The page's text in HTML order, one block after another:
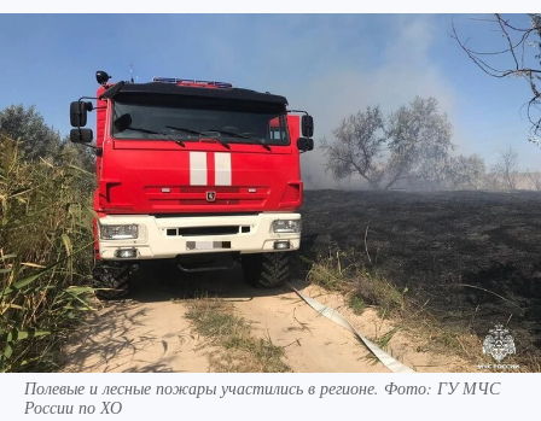
Полевые и лесные пожары участились в регионе. Фото: ГУ МЧС
России по ХО